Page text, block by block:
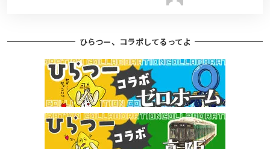
ひらつー、コラボしてるってよ